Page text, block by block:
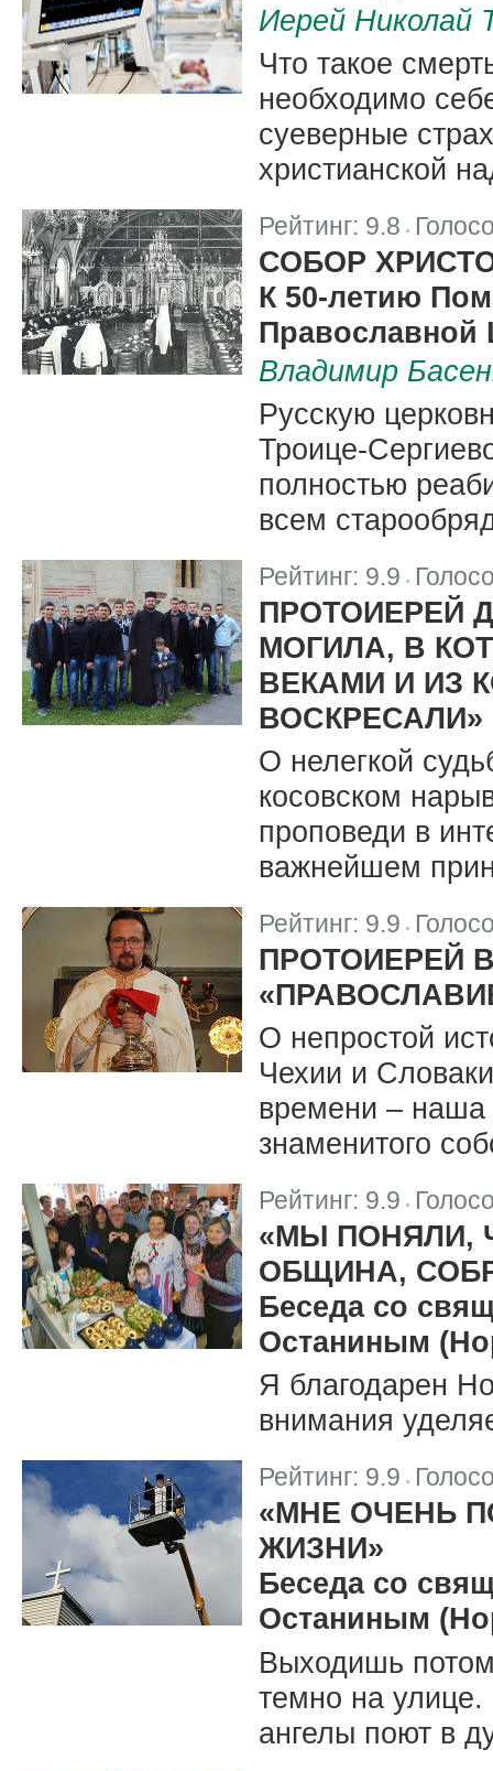
Иерей Николай
Что такое
необходимо
суеверные
христианской
Рейтинг: 9.8 |
СОБОР
К 50-летию
Православной
Владимир
Русскую
Троице-
полностью
всем
Рейтинг: 9.9 |
ПРОТОИЕРЕЙ
МОГИЛА, В
ВЕКАМИ И ИЗ
ВОСКРЕСАЛИ»
О нелегкой
косовском
проповеди в
важнейшем
Рейтинг: 9.9
ПРОТОИЕРЕЙ
О непростой
Чехии и
времени – наша
знаменитого
Рейтинг: 9.9
«МЫ ПОНЯЛИ,
ОБЩИНА,
Беседа со
Останиным
Я благодарен
внимания
Рейтинг: 9.9
«МНЕ ОЧЕНЬ
ЖИЗНИ»
Беседа со
Останиным
Выходишь
темно на
ангелы поют в